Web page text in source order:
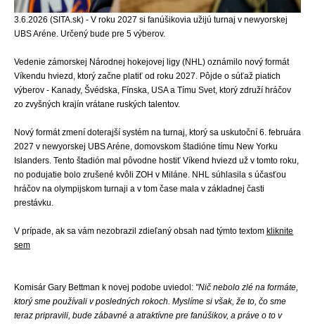
3.6.2026 (SITA.sk) - V roku 2027 si fanúšikovia užijú turnaj v newyorskej
UBS Aréne. Určený bude pre 5 výberov.
Vedenie zámorskej Národnej hokejovej ligy (NHL) oznámilo nový formát
Víkendu hviezd, ktorý začne platiť od roku 2027. Pôjde o súťaž piatich
výberov - Kanady, Švédska, Fínska, USA a Tímu Svet, ktorý združí hráčov
zo zvyšných krajín vrátane ruských talentov.
Nový formát zmení doterajší systém na turnaj, ktorý sa uskutoční 6. februára
2027 v newyorskej UBS Aréne, domovskom štadióne tímu New Yorku
Islanders. Tento štadión mal pôvodne hostiť Víkend hviezd už v tomto roku,
no podujatie bolo zrušené kvôli ZOH v Miláne. NHL súhlasila s účasťou
hráčov na olympijskom turnaji a v tom čase mala v základnej časti
prestávku.
V prípade, ak sa vám nezobrazil zdieľaný obsah nad týmto textom kliknite
sem
Komisár Gary Bettman k novej podobe uviedol: "Nič nebolo zlé na formáte,
ktorý sme používali v posledných rokoch. Myslíme si však, že to, čo sme
teraz pripravili, bude zábavné a atraktívne pre fanúšikov, a práve o to v